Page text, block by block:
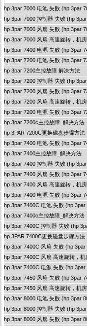
hp 3par 7000 电池 失败 (hp 3par
hp 3par 7000 控制器 失败 (hp
hp 3par 7000 风扇 失败 (hp 3par
hp 3par 7000 风扇 高速旋转，机
hp 3par 7400 电源 失败 (hp 3par
hp 3par 7200 电池 失败 (hp 3par
hp 3par 7200主控故障 解决方法
hp 3par 7200 控制器 失败 (hp
hp 3par 7200 风扇 失败 (hp 3par
hp 3par 7200 风扇 高速旋转，机
hp 3par 7200 电源 失败 (hp 3par
hp 3par 7200c主控故障_解决方法
hp 3PAR 7200C更换磁盘步骤方法
hp 3par 7400 电池 失败 (hp 3par
hp 3par 7400主控故障_解决方法
hp 3par 7400 控制器 失败 (hp
hp 3par 7400 风扇 失败 (hp 3par
hp 3par 7400 风扇 高速旋转，机
hp 3par 7400 电源 失败 (hp 3par
hp 3par 7400C 电池 失败 (hp
hp 3par 7400c主控故障_解决方法
hp 3par 7400C 控制器 失败 (hp
hp 3PAR 7400C更换磁盘步骤方法
hp 3par 7400C 风扇 失败 (hp
hp 3par 7400C 风扇 高速旋转，
hp 3par 7400C 电源 失败 (hp
hp 3par 7450 风扇 失败 (hp 3par
hp 3par 7450 风扇 高速旋转，机
hp 3par 8000 电池 失败 (hp 3par
hp 3par 8000 控制器 失败 (hp
hp 3par 8000 风扇 失败 (hp 3par